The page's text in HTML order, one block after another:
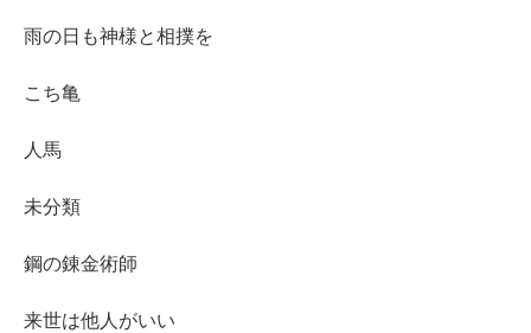
雨の日も神様と相撲を
こち亀
人馬
未分類
鋼の錬金術師
来世は他人がいい